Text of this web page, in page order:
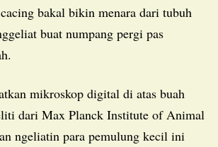
bakal bikin menara dari tubuh
buat numpang pergi pas
dari Max Planck Institute of Animal
ngeliatin para pemulung kecil ini